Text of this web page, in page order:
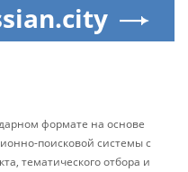
формате на основе
поисковой системы с
тематического отбора и